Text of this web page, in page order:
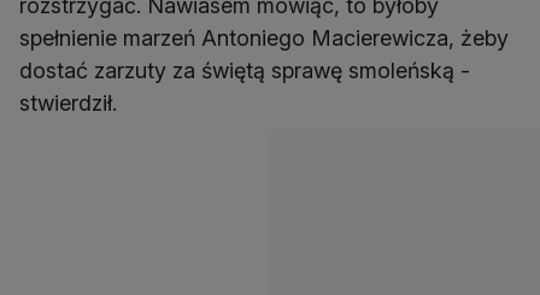
rozstrzygać. Nawiasem mówiąc, to byłoby
spełnienie marzeń Antoniego Macierewicza, żeby
dostać zarzuty za świętą sprawę smoleńską -
stwierdził.